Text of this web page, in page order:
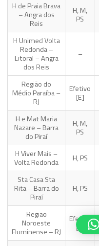
H de Praia Brava
– Angra dos
Reis
H, M,
PS
H Unimed Volta
Redonda –
Litoral – Angra
dos Reis
–
Região do
Médio Paraíba –
RJ
Efetivo
[E]
H e Mat Maria
Nazare – Barra
do Piraí
H, M,
PS
H Viver Mais –
Volta Redonda
H, PS
Sta Casa Sta
Rita – Barra do
Piraí
H, PS
Região
Noroeste
Fluminense – RJ
Efetivo
[E]